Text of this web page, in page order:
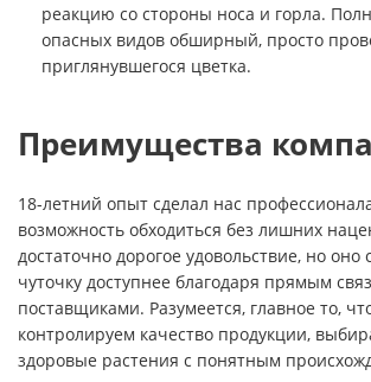
реакцию со стороны носа и горла.
опасных видов обширный, просто
приглянувшегося цветка.
Преимущества
18-летний опыт сделал нас
возможность обходиться без лишних
достаточно дорогое удовольствие, но оно
чуточку доступнее благодаря прямым
поставщиками. Разумеется, главное то,
контролируем качество продукции,
здоровые растения с понятным